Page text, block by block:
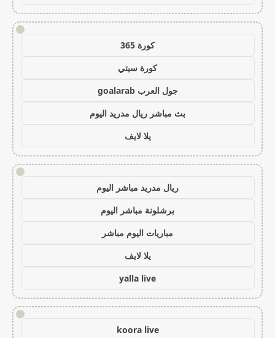
!
كورة 365
كورة سيتي
جول العرب goalarab
بث مباشر ريال مدريد اليوم
يلا لايف
!
ريال مدريد مباشر اليوم
برشلونة مباشر اليوم
مباريات اليوم مباشر
يلا لايف
yalla live
!
koora live